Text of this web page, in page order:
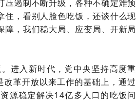
压遏制不断升级，各种不确定难预
，看别人脸色吃饭，还谈什么现
，我们稳大局、应变局、开新局
。进入新时代，党中央坚持高度重
改革开放以来工作的基础上，通过
源稳定解决14亿多人口的吃饭问